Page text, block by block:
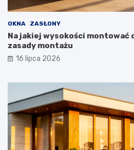
OKNA ZASŁONY
Na jakiej wysokości montować
zasady montażu
16 lipca 2026